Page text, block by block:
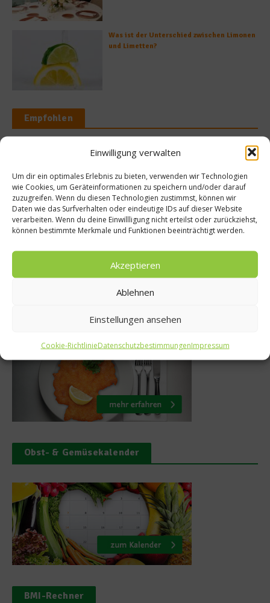
Einwilligung verwalten
Um dir ein optimales Erlebnis zu bieten, verwenden wir Technologien
wie Cookies, um Geräteinformationen zu speichern und/oder darauf
zuzugreifen. Wenn du diesen Technologien zustimmst, können wir
Daten wie das Surfverhalten oder eindeutige IDs auf dieser Website
verarbeiten. Wenn du deine Einwillligung nicht erteilst oder zurückziehst,
können bestimmte Merkmale und Funktionen beeinträchtigt werden.
Akzeptieren
Ablehnen
Einstellungen ansehen
Cookie-RichtlinieDatenschutzbestimmungenImpressum
Was ist der Unterschied zwischen Limonen
und Limetten?
Empfohlen
2013
Abwechslung
Mit
3. Februar
Obst- & Gemüsekalender
BMI-Rechner